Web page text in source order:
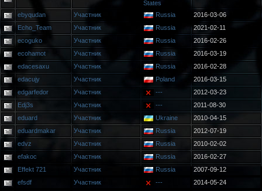
States
ebyqudan Участник Russia
2016-03-06
Echo_Team
Участник Russia
2021-02-11
ecoguko
Участник Russia
2016-02-26
ecohamot
Участник Russia
2016-03-19
edacesaxu
Участник Russia
2016-02-28
edacujy
Участник Poland
2016-03-15
edgarfedor
Участник ---
2012-03-23
Edj3s
Участник ---
2011-08-30
eduard
Участник Ukraine
2010-04-15
eduardmakar
Участник Russia
2012-07-19
edvz
Участник Russia
2010-02-02
efakoc
Участник Russia
2016-02-27
Effekt 721
Участник Russia
2007-09-12
efsdf
Участник ---
2014-05-24